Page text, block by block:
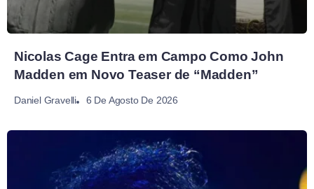
Nicolas Cage Entra em Campo Como John
Madden em Novo Teaser de “Madden”
Daniel Gravelli 6 De Agosto De 2026